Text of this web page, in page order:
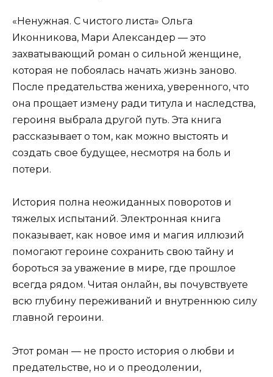
«Ненужная. С чистого листа» Ольга
Иконникова, Мари Александер — это
захватывающий роман о сильной женщине,
которая не побоялась начать жизнь заново.
После предательства жениха, уверенного, что
она прощает измену ради титула и наследства,
героиня выбрала другой путь. Эта книга
рассказывает о том, как можно выстоять и
создать свое будущее, несмотря на боль и
потери.
История полна неожиданных поворотов и
тяжелых испытаний. Электронная книга
показывает, как новое имя и магия иллюзий
помогают героине сохранить свою тайну и
бороться за уважение в мире, где прошлое
всегда рядом. Читая онлайн, вы почувствуете
всю глубину переживаний и внутреннюю силу
главной героини.
Этот роман — не просто история о любви и
предательстве, но и о преодолении,